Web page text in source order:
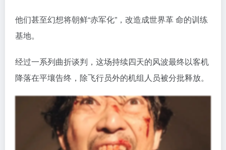
他们甚至幻想将朝鲜“赤军化”，改造成世界革 命的训练
基地。
经过一系列曲折谈判，这场持续四天的风波最终以客机
降落在平壤告终，除飞行员外的机组人员被分批释放。